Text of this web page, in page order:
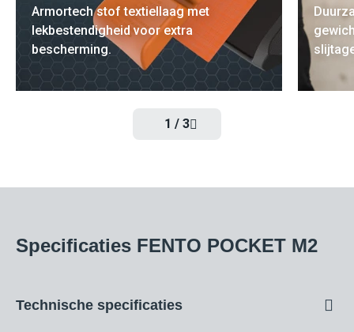
Armortech stof textiellaag met
lekbestendigheid voor extra
bescherming.
1 / 3
Specificaties FENTO POCKET M2
Technische specificaties